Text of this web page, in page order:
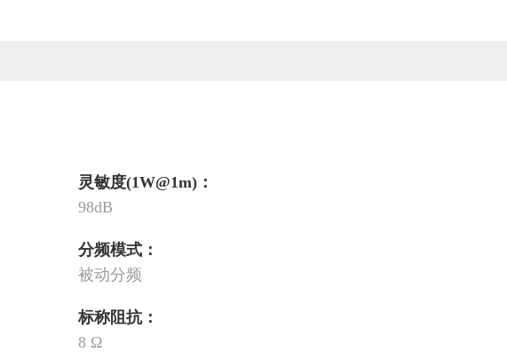
灵敏度(1W@1m)：
98dB
分频模式：
被动分频
标称阻抗：
8 Ω